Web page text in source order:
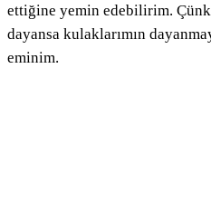
ettiğine yemin edebilirim.
dayansa kulaklarımın
eminim.